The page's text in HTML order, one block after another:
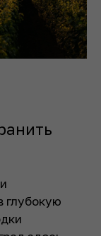
глубокую